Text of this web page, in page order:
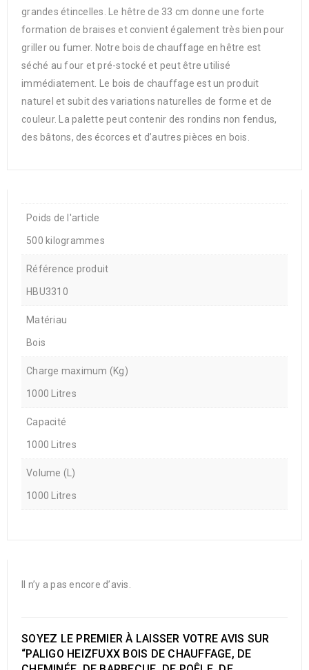
grandes étincelles. Le hêtre de 33 cm donne une forte
formation de braises et convient également très bien pour
griller ou fumer. Notre bois de chauffage en hêtre est
séché au four et pré-stocké et peut être utilisé
immédiatement. Le bois de chauffage est un produit
naturel et subit des variations naturelles de forme et de
couleur. La palette peut contenir des rondins non fendus,
des bâtons, des écorces et d’autres pièces en bois.
Poids de l'article
500 kilogrammes
Référence produit
HBU3310
Matériau
Bois
Charge maximum (Kg)
1000 Litres
Capacité
1000 Litres
Volume (L)
1000 Litres
Il n’y a pas encore d’avis.
SOYEZ LE PREMIER À LAISSER VOTRE AVIS SUR
“PALIGO HEIZFUXX BOIS DE CHAUFFAGE, DE